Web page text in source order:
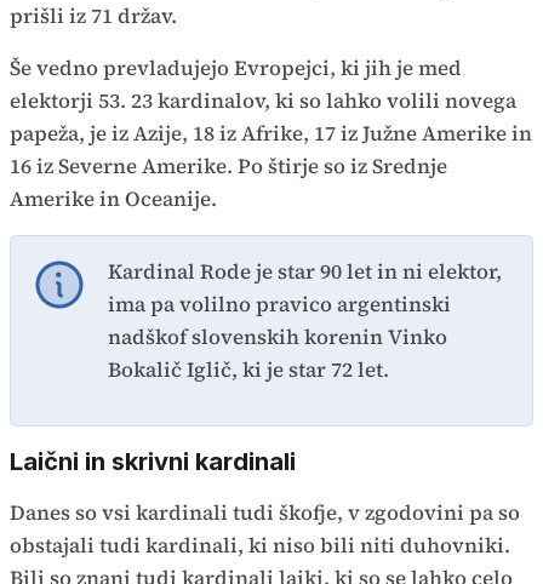
prišli iz 71 držav.
Še vedno prevladujejo Evropejci, ki jih je med
elektorji 53. 23 kardinalov, ki so lahko volili novega
papeža, je iz Azije, 18 iz Afrike, 17 iz Južne Amerike in
16 iz Severne Amerike. Po štirje so iz Srednje
Amerike in Oceanije.
Kardinal Rode je star 90 let in ni elektor,
ima pa volilno pravico argentinski
nadškof slovenskih korenin Vinko
Bokalič Iglič, ki je star 72 let.
Laični in skrivni kardinali
Danes so vsi kardinali tudi škofje, v zgodovini pa so
obstajali tudi kardinali, ki niso bili niti duhovniki.
Bili so znani tudi kardinali laiki, ki so se lahko celo